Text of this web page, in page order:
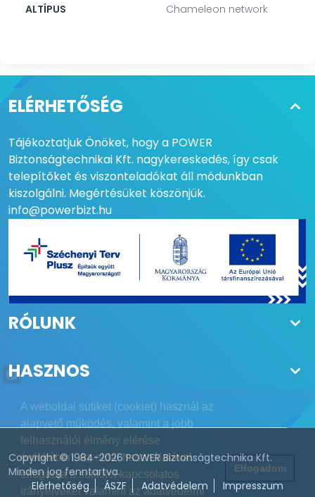
ALTÍPUS Chameleon network
ELÉRHETŐSÉG
Tájékoztatjuk Önöket, hogy a POWER
Biztonságtechnikai Kft. nagykereskedés, így csak
telepítőket és viszonteladókat áll módunkban
kiszolgálni. Megértésüket köszönjük.
info@powerbizt.hu
RÓLUNK
HASZNOS
Copyright © 1984-2026 POWER Biztonságtechnika Kft.
Minden jog fenntartva.
Elérhetőség
ÁSZF Adatvédelem Impresszum
A weboldal sütiket (cookiet) használ az
alapvető működés, valamint a jobb
felhasználói élmény elérése
érdekében. Az oldal használatával
elfogadja a sütikkel kapcsolatos
irányelveket valamint az adatvédelmi
Elfogadom